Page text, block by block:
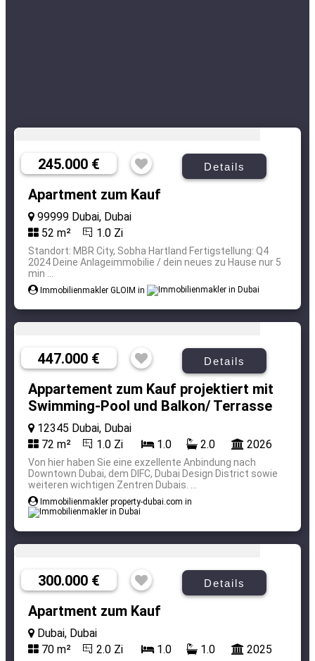
245.000 € Details
Apartment zum Kauf
99999 Dubai, Dubai
52 m²
1.0 Zi
Standort: MBR City, Sobha Hartland Fertigstellung: Q4
2024 Deine Anlageimmobilie / dein neues zu Hause nur 5
min ...
Immobilienmakler GLOIM in
447.000 € Details
Appartement zum Kauf projektiert mit
Swimming-Pool und Balkon/ Terrasse
12345 Dubai, Dubai
72 m²
1.0 Zi 1.0 2.0 2026
Von hier haben Sie eine exzellente Anbindung nach
Downtown Dubai, dem DIFC, Dubai Design District sowie
weiteren wichtigen Zentren Dubais. ...
Immobilienmakler property-dubai.com in
300.000 € Details
Apartment zum Kauf
Dubai, Dubai
70 m²
2.0 Zi 1.0 1.0 2025